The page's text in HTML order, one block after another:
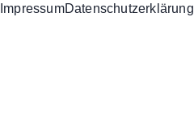
ImpressumDatenschutzerklärung